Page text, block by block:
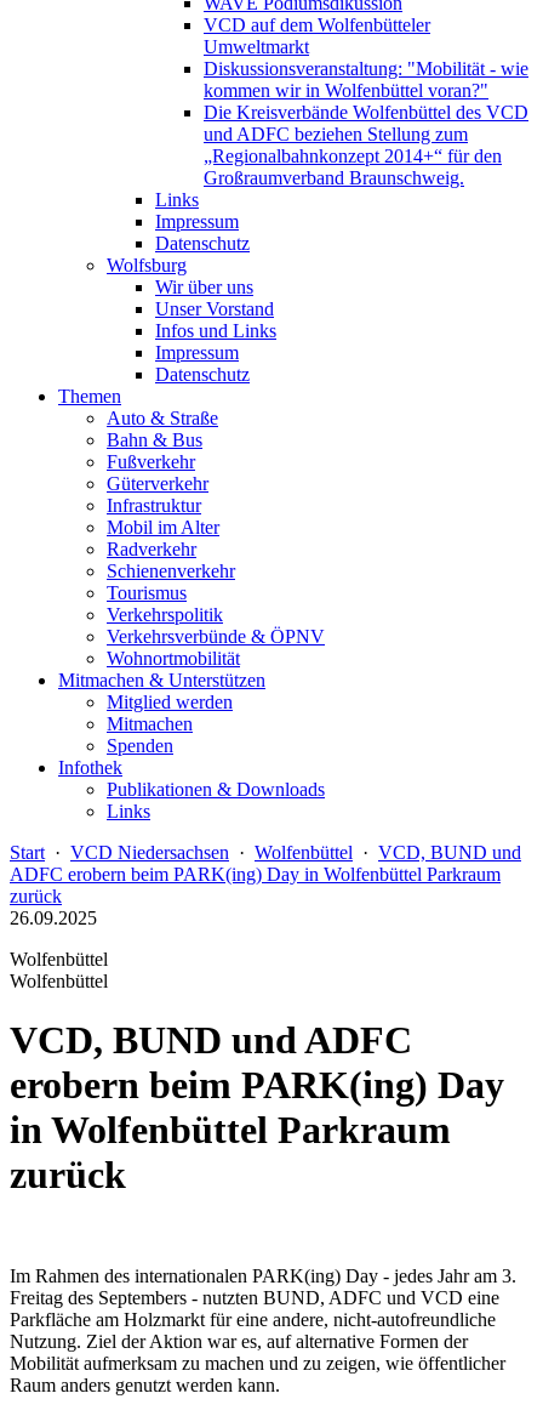
VCD auf dem Wolfenbütteler
Umweltmarkt
Diskussionsveranstaltung: "Mobilität - wie
kommen wir in Wolfenbüttel voran?"
Die Kreisverbände Wolfenbüttel des VCD
und ADFC beziehen Stellung zum
„Regionalbahnkonzept 2014+“ für den
Großraumverband Braunschweig.
Links
Impressum
Datenschutz
Wolfsburg
Wir über uns
Unser Vorstand
Infos und Links
Impressum
Datenschutz
Themen
Auto & Straße
Bahn & Bus
Fußverkehr
Güterverkehr
Infrastruktur
Mobil im Alter
Radverkehr
Schienenverkehr
Tourismus
Verkehrspolitik
Verkehrsverbünde & ÖPNV
Wohnortmobilität
Mitmachen & Unterstützen
Mitglied werden
Mitmachen
Spenden
Infothek
Publikationen & Downloads
Links
Start · VCD Niedersachsen · Wolfenbüttel · VCD, BUND und
ADFC erobern beim PARK(ing) Day in Wolfenbüttel Parkraum
zurück
26.09.2025
Wolfenbüttel
Wolfenbüttel
VCD, BUND und ADFC
erobern beim PARK(ing) Day
in Wolfenbüttel Parkraum
zurück
Im Rahmen des internationalen PARK(ing) Day - jedes Jahr am 3.
Freitag des Septembers - nutzten BUND, ADFC und VCD eine
Parkfläche am Holzmarkt für eine andere, nicht-autofreundliche
Nutzung. Ziel der Aktion war es, auf alternative Formen der
Mobilität aufmerksam zu machen und zu zeigen, wie öffentlicher
Raum anders genutzt werden kann.